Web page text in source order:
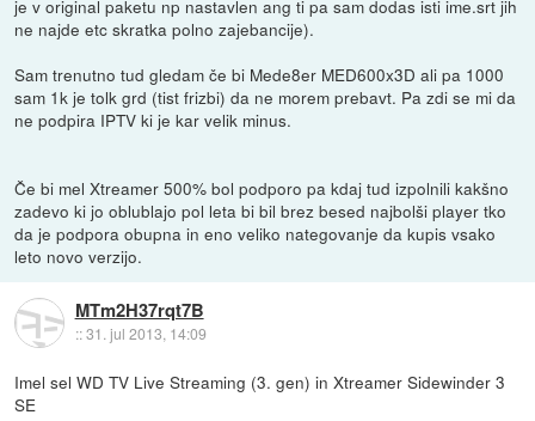
je v original paketu np nastavlen ang ti pa sam dodas isti ime.srt jih
ne najde etc skratka polno zajebancije).
Sam trenutno tud gledam če bi Mede8er MED600x3D ali pa 1000
sam 1k je tolk grd (tist frizbi) da ne morem prebavt. Pa zdi se mi da
ne podpira IPTV ki je kar velik minus.
Če bi mel Xtreamer 500% bol podporo pa kdaj tud izpolnili kakšno
zadevo ki jo oblublajo pol leta bi bil brez besed najbolši player tko
da je podpora obupna in eno veliko nategovanje da kupis vsako
leto novo verzijo.
MTm2H37rqt7B
::31. jul 2013, 14:09
Imel sel WD TV Live Streaming (3. gen) in Xtreamer Sidewinder 3
SE